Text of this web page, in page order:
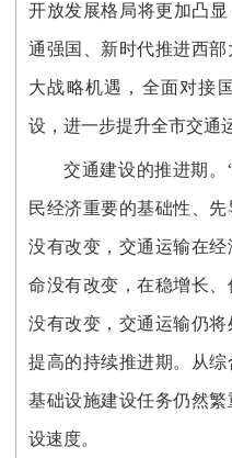
开放发展格局将更加凸
通强国、新时代推进西
大战略机遇，全面对接
设，进一步提升全市交通
交通建设的推进期。
民经济重要的基础性、
没有改变，交通运输在
命没有改变，在稳增长
没有改变，交通运输仍
提高的持续推进期。从
基础设施建设任务仍然
设速度。